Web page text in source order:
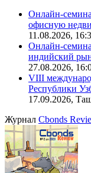
Онлайн-
офисную
11.08.2026,
Онлайн-
индийский
27.08.2026,
VIII
Республики
17.09.2026,
Журнал Cbonds